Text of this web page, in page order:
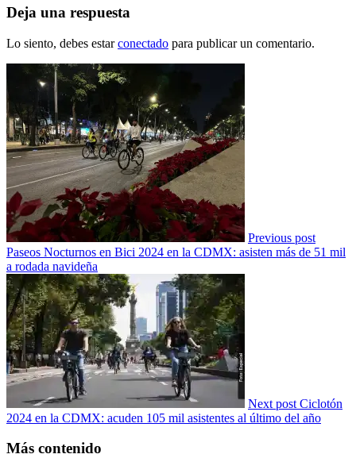
Deja una respuesta
Lo siento, debes estarconectado para publicar un comentario.
Previous post
Paseos Nocturnos en Bici 2024 en la CDMX: asisten más de 51 mil
a rodada navideña
Next post Ciclotón
2024 en la CDMX: acuden 105 mil asistentes al último del año
Más contenido